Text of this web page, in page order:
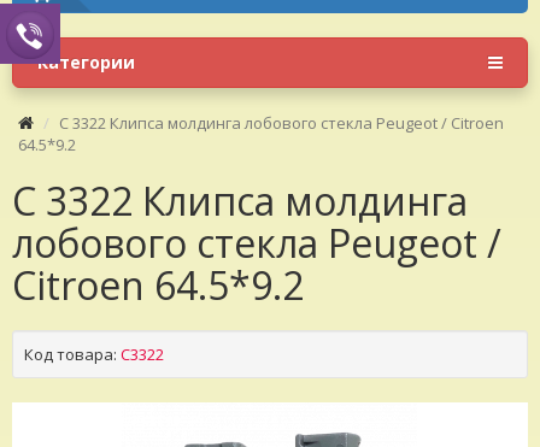
Категории
C 3322 Клипса молдинга лобового стекла Peugeot / Citroen
64.5*9.2
C 3322 Клипса молдинга
лобового стекла Peugeot /
Citroen 64.5*9.2
Код товара: C3322